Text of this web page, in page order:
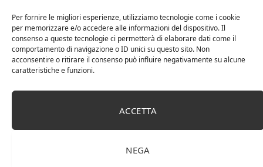
Per fornire le migliori esperienze, utilizziamo tecnologie come i cookie
per memorizzare e/o accedere alle informazioni del dispositivo. Il
consenso a queste tecnologie ci permetterà di elaborare dati come il
comportamento di navigazione o ID unici su questo sito. Non
acconsentire o ritirare il consenso può influire negativamente su alcune
caratteristiche e funzioni.
ACCETTA
NEGA
trasparenti monouso 350 ML tacca 0,3 alta qualità